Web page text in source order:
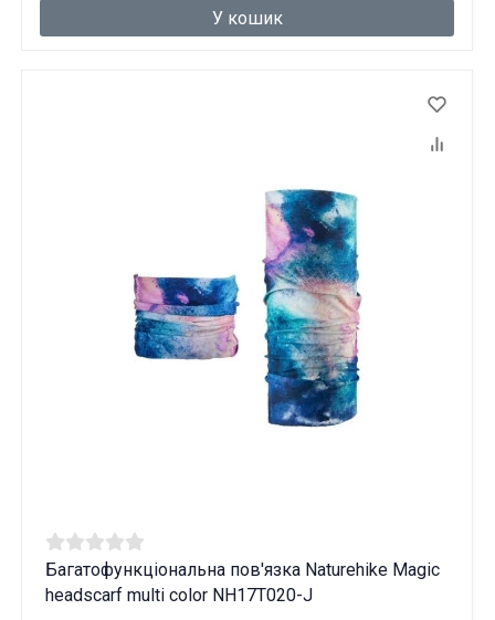
У кошик
Багатофункціональна пов'язка Naturehike Magic
headscarf multi color NH17T020-J
Вам виповнилося 18 років?